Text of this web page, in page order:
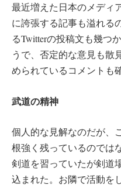
最近増えた日本のメディ
に誇張する記事も溢れる
るTwitterの投稿文も幾つ
うで、否定的な意見も散
められているコメントも
武道の精神
個人的な見解なのだが、
根強く残っているのでは
剣道を習っていたが剣道
込まれた。お隣で活動を